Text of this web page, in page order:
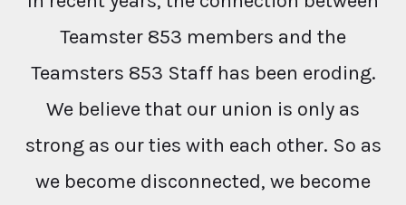
Teamster 853 members and the
Teamsters 853 Staff has been eroding.
We believe that our union is only as
strong as our ties with each other. So as
we become disconnected, we become